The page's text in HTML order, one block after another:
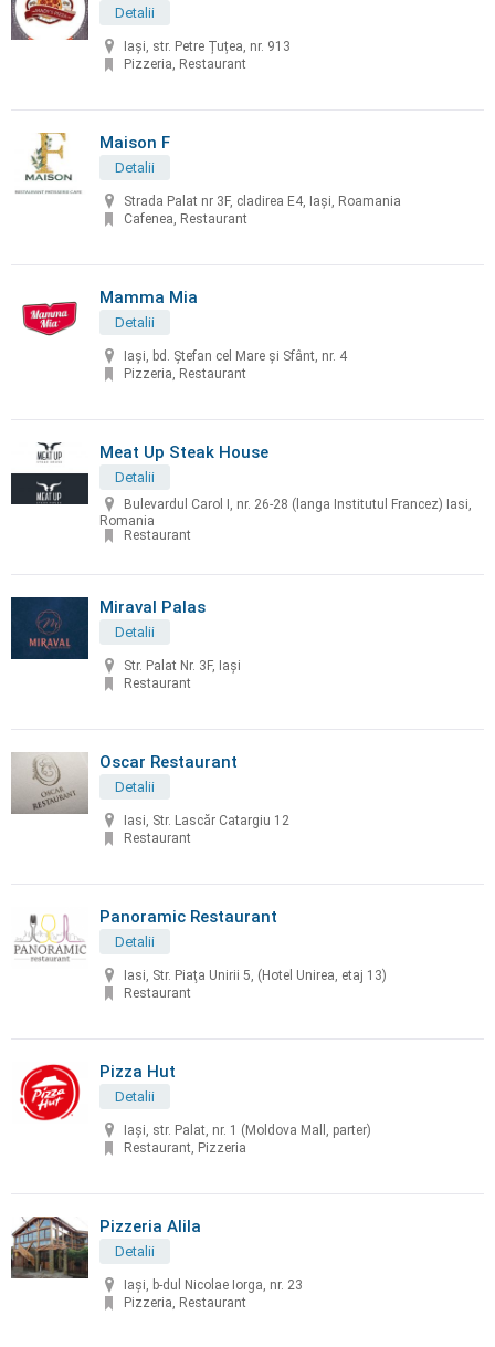
Detalii
Iași, str. Petre Țuțea, nr. 913
Pizzeria, Restaurant
Maison F
Detalii
Strada Palat nr 3F, cladirea E4, Iași, Roamania
Cafenea, Restaurant
Mamma Mia
Detalii
Iași, bd. Ştefan cel Mare şi Sfânt, nr. 4
Pizzeria, Restaurant
Meat Up Steak House
Detalii
Bulevardul Carol I, nr. 26-28 (langa Institutul Francez) Iasi,
Romania
Restaurant
Miraval Palas
Detalii
Str. Palat Nr. 3F, Iași
Restaurant
Oscar Restaurant
Detalii
Iasi, Str. Lascăr Catargiu 12
Restaurant
Panoramic Restaurant
Detalii
Iasi, Str. Piaţa Unirii 5, (Hotel Unirea, etaj 13)
Restaurant
Pizza Hut
Detalii
Iași, str. Palat, nr. 1 (Moldova Mall, parter)
Restaurant, Pizzeria
Pizzeria Alila
Detalii
Iași, b-dul Nicolae Iorga, nr. 23
Pizzeria, Restaurant